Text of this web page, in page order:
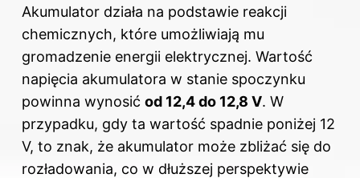
Akumulator działa na podstawie reakcji
chemicznych, które umożliwiają mu
gromadzenie energii elektrycznej. Wartość
napięcia akumulatora w stanie spoczynku
powinna wynosić od 12,4 do 12,8 V. W
przypadku, gdy ta wartość spadnie poniżej 12
V, to znak, że akumulator może zbliżać się do
rozładowania, co w dłuższej perspektywie